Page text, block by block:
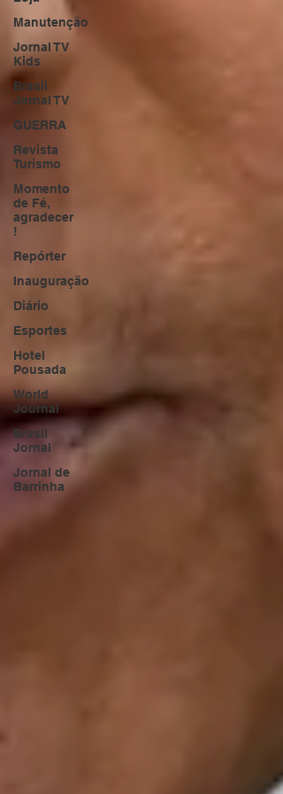
Manutenção
Jornal TV
Kids
Brasil
Jornal TV
GUERRA
Revista
Turismo
Momento
de Fé,
agradecer
!
Repórter
Inauguração
Diário
Esportes
Hotel
Pousada
World
Journal
Brasil
Jornal
Jornal de
Barrinha